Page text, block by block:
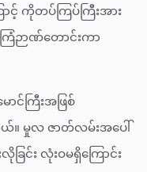
ောင့် ကိုတပ်ကြပ်ကြီးအား
ြံဉာဏ်တောင်းကာ
င်ကြီးအဖြစ်
ယ်။ မှုလ ဇာတ်လမ်းအပေါ်
ြင်း လုံးဝမရှိကြောင်း